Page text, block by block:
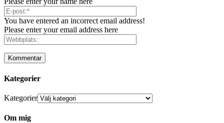
You have entered an incorrect email address!
Please enter your email address here
Kategorier
Kategorier
Om mig